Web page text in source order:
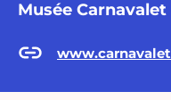
Musée